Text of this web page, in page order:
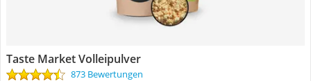
Taste Market Volleipulver
873 Bewertungen